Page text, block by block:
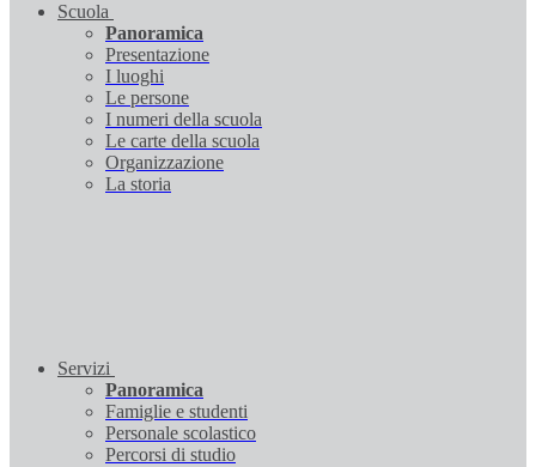
Scuola
Panoramica
Presentazione
I luoghi
Le persone
I numeri della scuola
Le carte della scuola
Organizzazione
La storia
Servizi
Panoramica
Famiglie e studenti
Personale scolastico
Percorsi di studio